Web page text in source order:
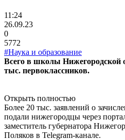
11:24
26.09.23
0
5772
#Наука и образование
Всего в школы Нижегородской
тыс. первоклассников.
Открыть полностью
Более 20 тыс. заявлений о
подали нижегородцы через
заместитель губернатора
Поляков в Telegram-канале.